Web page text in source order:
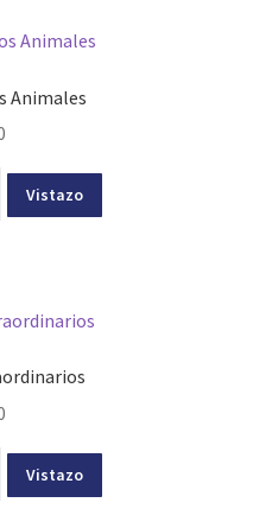
Animales
Vistazo
Vistazo